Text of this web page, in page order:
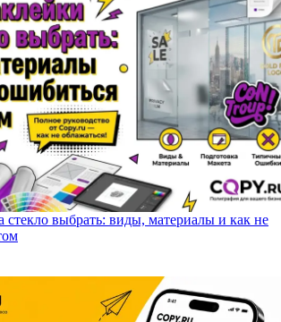
стекло выбрать: виды, материалы и как не